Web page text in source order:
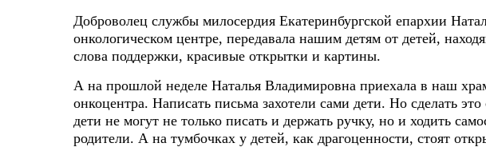
Доброволец службы милосердия Екатеринбургской епархии
онкологическом центре, передавала нашим детям от детей,
слова поддержки, красивые открытки и картины.
А на прошлой неделе Наталья Владимировна приехала в наш
онкоцентра. Написать письма захотели сами дети. Но сделать
дети не могут не только писать и держать ручку, но и ходить
родители. А на тумбочках у детей, как драгоценности, стоят